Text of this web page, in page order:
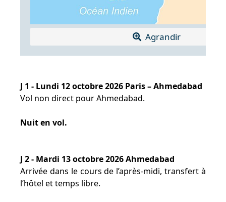
Agrandir
J 1 - Lundi 12 octobre 2026 Paris – Ahmedabad
Vol non direct pour Ahmedabad.
Nuit en vol.
J 2 - Mardi 13 octobre 2026 Ahmedabad
Arrivée dans le cours de l’après-midi, transfert à
l’hôtel et temps libre.